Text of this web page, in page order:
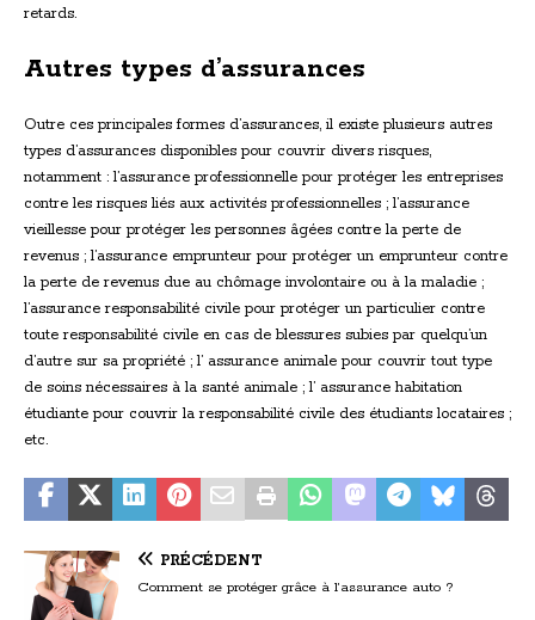
retards.
Autres types d’assurances
Outre ces principales formes d’assurances, il existe plusieurs autres
types d’assurances disponibles pour couvrir divers risques,
notamment : l’assurance professionnelle pour protéger les entreprises
contre les risques liés aux activités professionnelles ; l’assurance
vieillesse pour protéger les personnes âgées contre la perte de
revenus ; l’assurance emprunteur pour protéger un emprunteur contre
la perte de revenus due au chômage involontaire ou à la maladie ;
l’assurance responsabilité civile pour protéger un particulier contre
toute responsabilité civile en cas de blessures subies par quelqu’un
d’autre sur sa propriété ; l’ assurance animale pour couvrir tout type
de soins nécessaires à la santé animale ; l’ assurance habitation
étudiante pour couvrir la responsabilité civile des étudiants locataires ;
etc.
PRÉCÉDENT
Comment se protéger grâce à l’assurance auto ?